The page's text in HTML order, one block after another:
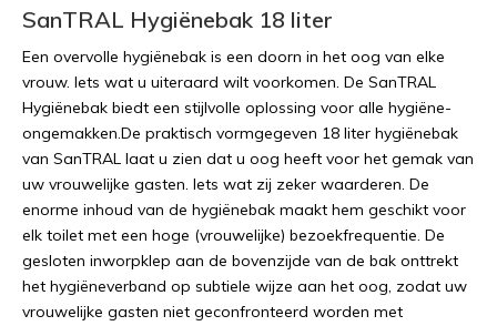
SanTRAL Hygiënebak 18 liter
Een overvolle hygiënebak is een doorn in het oog van elke
vrouw. Iets wat u uiteraard wilt voorkomen. De SanTRAL
Hygiënebak biedt een stijlvolle oplossing voor alle hygiëne-
ongemakken.De praktisch vormgegeven 18 liter hygiënebak
van SanTRAL laat u zien dat u oog heeft voor het gemak van
uw vrouwelijke gasten. Iets wat zij zeker waarderen. De
enorme inhoud van de hygiënebak maakt hem geschikt voor
elk toilet met een hoge (vrouwelijke) bezoekfrequentie. De
gesloten inworpklep aan de bovenzijde van de bak onttrekt
het hygiëneverband op subtiele wijze aan het oog, zodat uw
vrouwelijke gasten niet geconfronteerd worden met